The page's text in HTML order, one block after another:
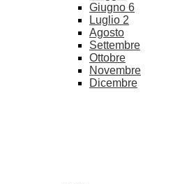
Giugno 6
Luglio 2
Agosto
Settembre
Ottobre
Novembre
Dicembre